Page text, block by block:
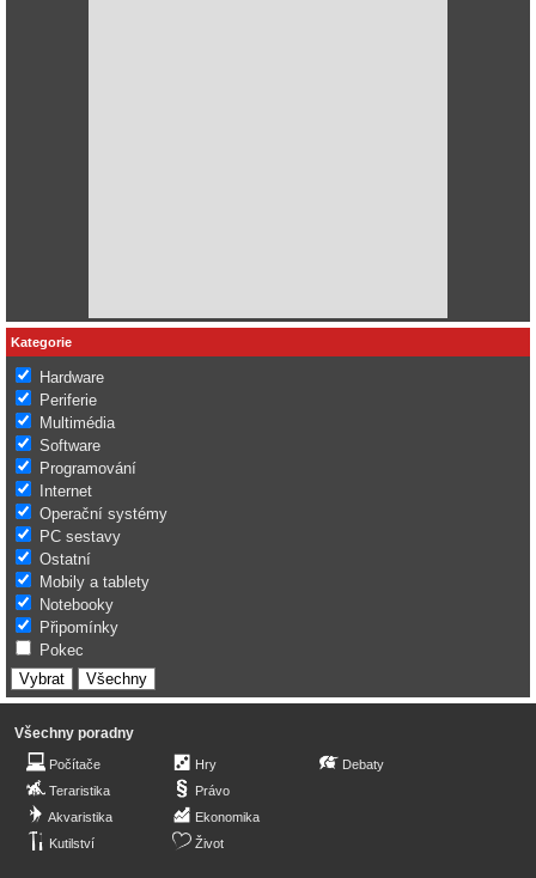
Kategorie
Hardware
Periferie
Multimédia
Software
Programování
Internet
Operační systémy
PC sestavy
Ostatní
Mobily a tablety
Notebooky
Připomínky
Pokec
Všechny poradny
Počítače
Teraristika
Akvaristika
Kutilství
Hry
Právo
Ekonomika
Život
Debaty